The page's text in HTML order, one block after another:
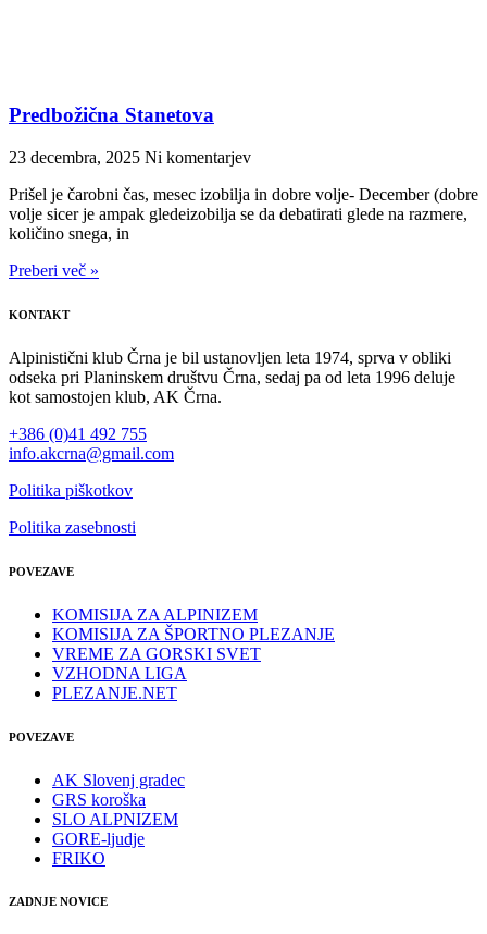
Predbožična Stanetova
23 decembra, 2025 Ni komentarjev
Prišel je čarobni čas, mesec izobilja in dobre volje- December (dobre
volje sicer je ampak gledeizobilja se da debatirati glede na razmere,
količino snega, in
Preberi več »
KONTAKT
Alpinistični klub Črna je bil ustanovljen leta 1974, sprva v obliki
odseka pri Planinskem društvu Črna, sedaj pa od leta 1996 deluje
kot samostojen klub, AK Črna.
+386 (0)41 492 755
info.akcrna@gmail.com
Politika piškotkov
Politika zasebnosti
POVEZAVE
KOMISIJA ZA ALPINIZEM
KOMISIJA ZA ŠPORTNO PLEZANJE
VREME ZA GORSKI SVET
VZHODNA LIGA
PLEZANJE.NET
POVEZAVE
AK Slovenj gradec
GRS koroška
SLO ALPNIZEM
GORE-ljudje
FRIKO
ZADNJE NOVICE